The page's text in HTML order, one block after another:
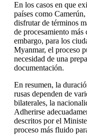
En los casos en que
países como
disfrutar de términos
de procesamiento
embargo, para los
Myanmar, el proceso
necesidad de una
documentación.
En resumen, la
rusas dependen de
bilaterales, la
Adherirse
descritos por el
proceso más fluido